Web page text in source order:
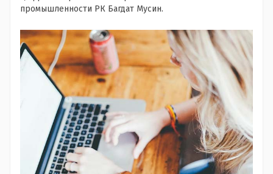
промышленности РК Багдат Мусин.